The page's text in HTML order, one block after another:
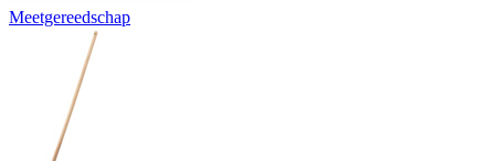
Meetgereedschap